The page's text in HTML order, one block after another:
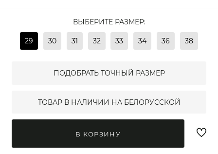
ВЫБЕРИТЕ РАЗМЕР:
29 30 31 32 33 34 36 38
ПОДОБРАТЬ ТОЧНЫЙ РАЗМЕР
ТОВАР В НАЛИЧИИ НА БЕЛОРУССКОЙ
В КОРЗИНУ